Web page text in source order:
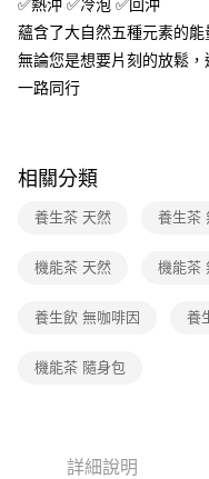
由本公司與您本人進行分期帳
3.完整用戶服務條款，請詳閱
每筆NT$150，滿NT$299(
✅熱沖 ✅冷泡 ✅回沖
蘊含了大自然五種元素的
無論您是想要片刻的放鬆
一路同行
相關分類
養生茶 天然 養生茶
機能茶 天然 機能茶
養生飲 無咖啡因 養
機能茶 隨身包
詳細說明